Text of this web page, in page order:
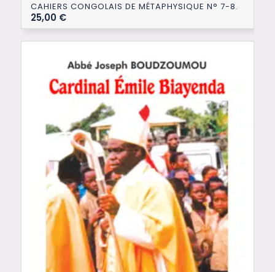
CAHIERS CONGOLAIS DE MÉTAPHYSIQUE N° 7-8.
25,00 €